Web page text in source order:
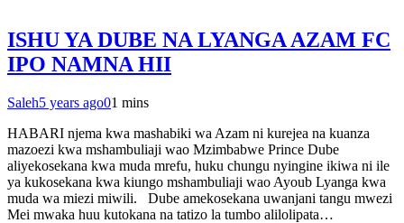
ISHU YA DUBE NA LYANGA AZAM FC
IPO NAMNA HII
Saleh5 years ago01 mins
HABARI njema kwa mashabiki wa Azam ni kurejea na kuanza
mazoezi kwa mshambuliaji wao Mzimbabwe Prince Dube
aliyekosekana kwa muda mrefu, huku chungu nyingine ikiwa ni ile
ya kukosekana kwa kiungo mshambuliaji wao Ayoub Lyanga kwa
muda wa miezi miwili. Dube amekosekana uwanjani tangu mwezi
Mei mwaka huu kutokana na tatizo la tumbo alilolipata…